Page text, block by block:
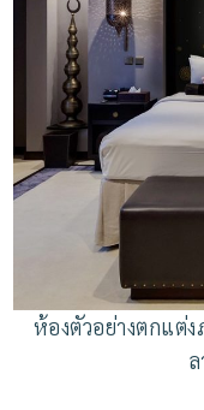
ห้องตัวอย่างตกแต่